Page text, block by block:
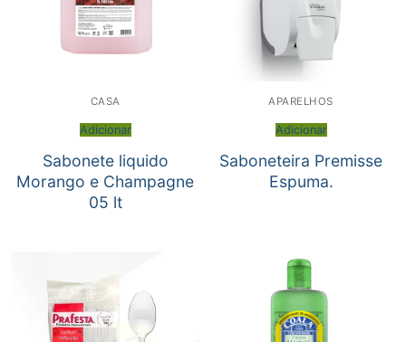
CASA
Adicionar
Sabonete liquido
Morango e Champagne
05 lt
APARELHOS
Adicionar
Saboneteira Premisse
Espuma.